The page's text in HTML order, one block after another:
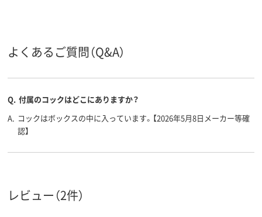
よくあるご質問（Q&A）
Q. 付属のコックはどこにありますか？
A. コックはボックスの中に入っています。【2026年5月8日メーカー等確
認】
レビュー（2件）